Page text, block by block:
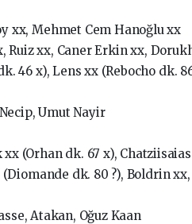
xx, Mehmet Cem Hanoğlu xx
Ruiz xx, Caner Erkin xx,
46 x), Lens xx (Rebocho dk.
Umut Nayir
(Orhan dk. 67 x),
dk. 80 ?), Boldrin xx,
Atakan, Oğuz Kaan